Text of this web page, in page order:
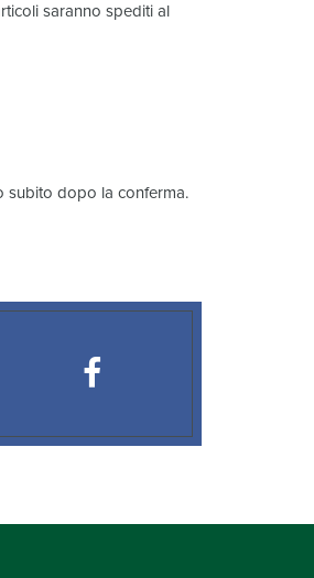
saranno spediti al
subito dopo la conferma.